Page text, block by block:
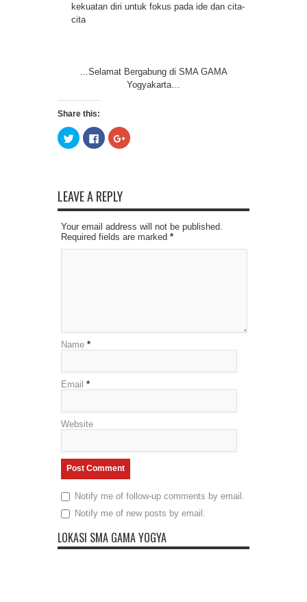
kekuatan diri untuk fokus pada ide dan cita-
cita
…Selamat Bergabung di SMA GAMA
Yogyakarta…
Share this:
Click
to
share
new
window)
Click
to
share
new
window)
Click
to
LEAVE A REPLY
Your email address will not be published.
Required fields are marked *
Name *
Email *
Website
Notify me of follow-up comments by email.
Notify me of new posts by email.
LOKASI SMA GAMA YOGYA